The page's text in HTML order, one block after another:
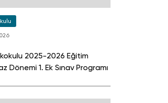
2025-2026 Eğitim
Dönemi 1. Ek Sınav Programı